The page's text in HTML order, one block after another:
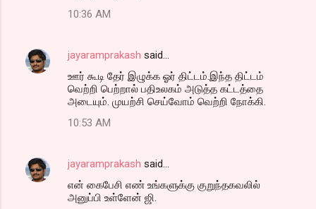
10:36 AM
jayaramprakash said…
ஊர் கூடி தேர் இழுக்க ஓர் திட்டம்.இந்த திட்டம்
வெற்றி பெற்றால் பதிஉலகம் அடுத்த கட்டத்தை
அடையும். முயற்சி செய்வோம் வெற்றி நோக்கி.
10:53 AM
jayaramprakash said…
என் கைபேசி எண் உங்களுக்கு குறுந்தகவலில்
அனுப்பி உள்ளேன் ஜி.